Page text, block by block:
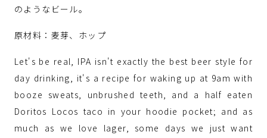
のようなビール。
原材料：麦芽、ホップ
Let's be real, IPA isn't exactly the best beer style for
day drinking, it's a recipe for waking up at 9am with
booze sweats, unbrushed teeth, and a half eaten
Doritos Locos taco in your hoodie pocket; and as
much as we love lager, some days we just want